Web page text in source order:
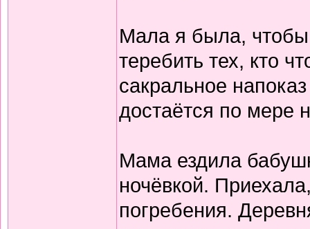
Мала я была, чтобы
теребить тех, кто
сакральное
достаётся по мере
Мама ездила
ночёвкой.
погребения.